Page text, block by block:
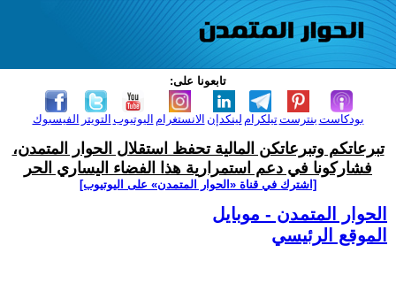
تابعونا على:
الفيسبوك التويتر اليوتيوب الانستغرام لينكدإن تيلكرامبنترست بودكاست
تبرعاتكم وتبرعاتكن المالية تحفظ استقلال الحوار المتمدن،
فشاركونا في دعم استمرارية هذا الفضاء اليساري الحر
[اشترك في قناة ‫«الحوار المتمدن» على اليوتيوب]
الحوار المتمدن - موبايل
الموقع الرئيسي